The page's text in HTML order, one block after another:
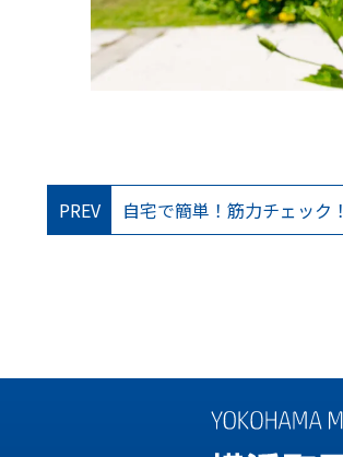
PREV 自宅で簡単！筋力チェック！